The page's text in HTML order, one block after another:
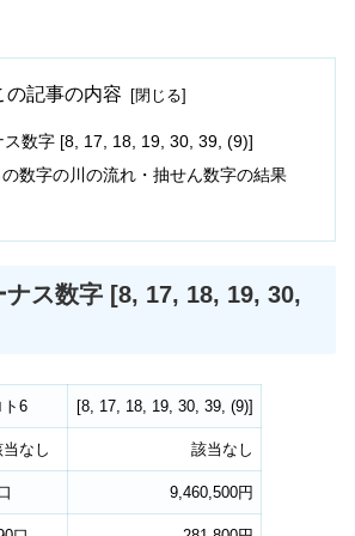
の記事の内容
ス数字 [8, 17, 18, 19, 30, 39, (9)]
数字の川の流れ・抽せん数字の結果
ナス数字 [8, 17, 18, 19, 30,
ト6 [8, 17, 18, 19, 30, 39, (9)]
当なし 該当なし
9,460,500円